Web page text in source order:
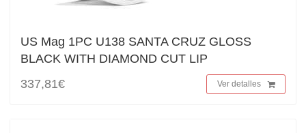
US Mag 1PC U138 SANTA CRUZ GLOSS
BLACK WITH DIAMOND CUT LIP
337,81€
Ver detalles